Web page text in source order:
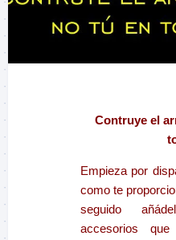
Contruye el
Empieza por
como te
seguido
accesorios